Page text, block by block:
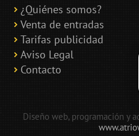
¿Quiénes somos?
Venta de entradas
Tarifas publicidad
Aviso Legal
Contacto
Diseño web, programación y